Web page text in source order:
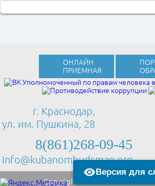
ОНЛАЙН
ПРИЕМНАЯ
г. Краснодар,
ул. им. Пушкина, 28
8(861)268-09-45
info@kubanombudsman.org
Copyright © 2013
Версия для